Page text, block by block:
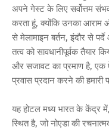
अपने गेस्ट के लिए सर्वोत्तम
करता हूं, क्योंकि उनका आराम
से मेलामाइन बर्तन, इंदौर से
तत्व को सावधानीपूर्वक तैयार
और सजावट का प्रमाण है, एक
प्रवास प्रदान करने की हमारी
यह होटल मध्य भारत के केंद्र
स्थित है, जो नोएडा की